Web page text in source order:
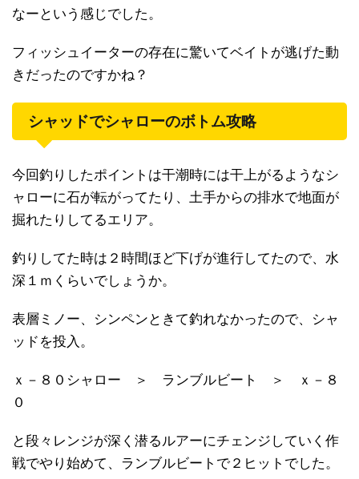
なーという感じでした。
フィッシュイーターの存在に驚いてベイトが逃げた動
きだったのですかね？
シャッドでシャローのボトム攻略
今回釣りしたポイントは干潮時には干上がるようなシ
ャローに石が転がってたり、土手からの排水で地面が
掘れたりしてるエリア。
釣りしてた時は２時間ほど下げが進行してたので、水
深１ｍくらいでしょうか。
表層ミノー、シンペンときて釣れなかったので、シャ
ッドを投入。
ｘ－８０シャロー ＞ ランブルビート ＞ ｘ－８
０
と段々レンジが深く潜るルアーにチェンジしていく作
戦でやり始めて、ランブルビートで２ヒットでした。